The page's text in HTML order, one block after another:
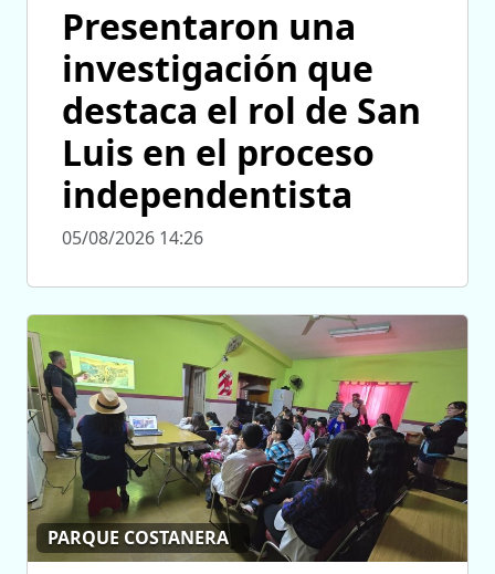
Presentaron una
investigación que
destaca el rol de San
Luis en el proceso
independentista
05/08/2026 14:26
PARQUE COSTANERA